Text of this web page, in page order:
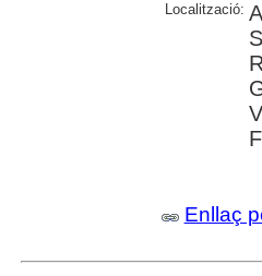
Localització:
Enllaç